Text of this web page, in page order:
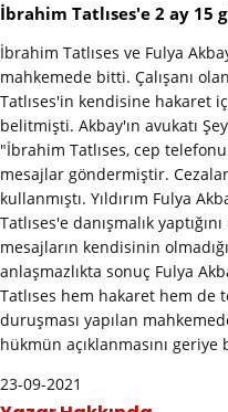
İbrahim Tatlıses'e 2 ay 15
İbrahim Tatlıses ve Fulya
mahkemede bitti. Çalışanı
Tatlıses'in kendisine hakaret
belitmişti. Akbay'ın avukatı
"İbrahim Tatlıses, cep
mesajlar göndermiştir.
kullanmıştı. Yıldırım Fulya
Tatlıses'e danışmalık
mesajların kendisinin
anlaşmazlıkta sonuç Fulya
Tatlıses hem hakaret hem de
duruşması yapılan
hükmün açıklanmasını geriye
23-09-2021